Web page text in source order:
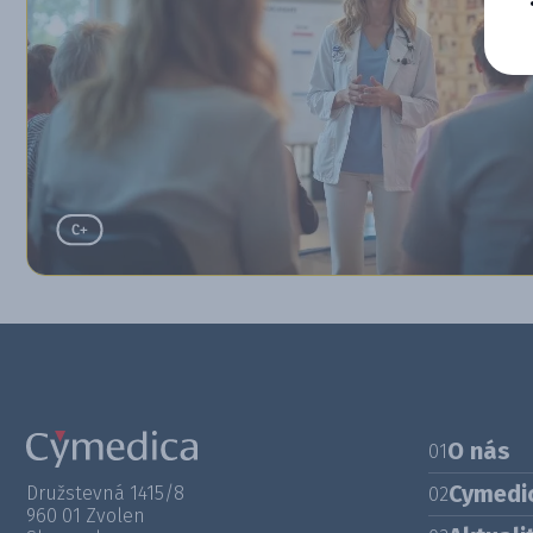
Družstevná 1415/8
960 01 Zvolen
01O nás
02